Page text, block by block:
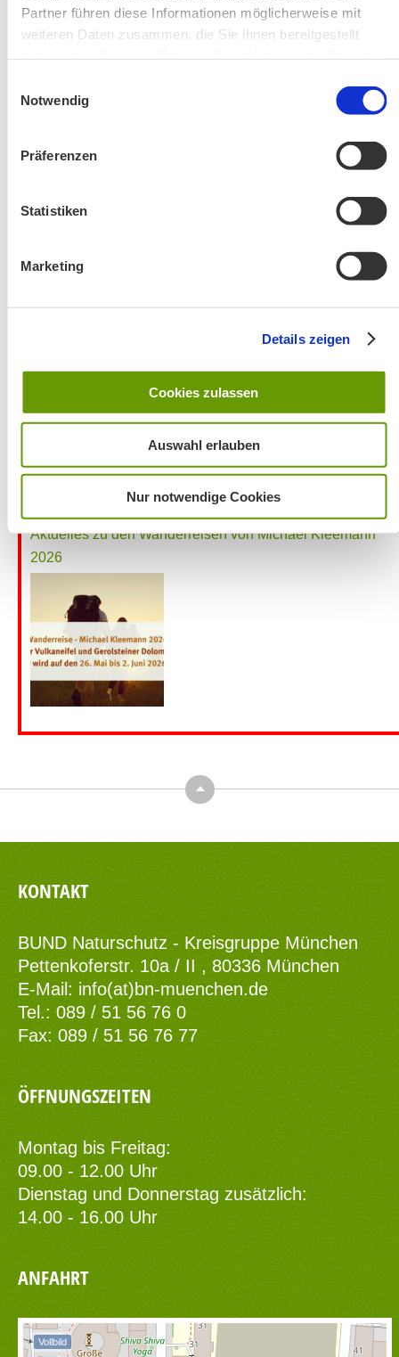
Partner führen diese Informationen möglicherweise mit
weiteren Daten zusammen, die Sie ihnen bereitgestellt
Notwendig
Präferenzen
Statistiken
Marketing
Details zeigen
Cookies zulassen
Auswahl erlauben
Nur notwendige Cookies
Änderung! Aschauer Runde: Bankerlweg – Bärnsee –
Aktuelles zu den Wanderreisen von Michael Kleemann
2026
Top
KONTAKT
BUND Naturschutz - Kreisgruppe München
Pettenkoferstr. 10a / II , 80336 München
E-Mail: info(at)bn-muenchen.de
Tel.: 089 / 51 56 76 0
Fax: 089 / 51 56 76 77
ÖFFNUNGSZEITEN
Montag bis Freitag:
09.00 - 12.00 Uhr
Dienstag und Donnerstag zusätzlich:
14.00 - 16.00 Uhr
ANFAHRT
Vollbild